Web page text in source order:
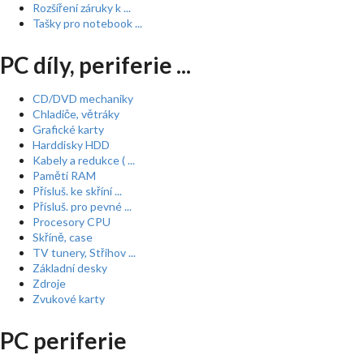
Rozšíření záruky k ...
Tašky pro notebook ...
PC díly, periferie ...
CD/DVD mechaniky
Chladiče, větráky
Grafické karty
Harddisky HDD
Kabely a redukce ( ...
Paměti RAM
Přísluš. ke skříní ...
Přísluš. pro pevné ...
Procesory CPU
Skříně, case
TV tunery, Střihov ...
Základní desky
Zdroje
Zvukové karty
PC periferie